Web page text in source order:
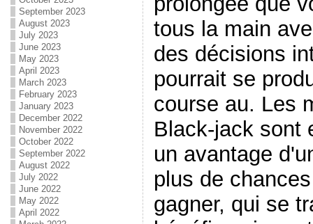
September 2023
August 2023
July 2023
June 2023
May 2023
April 2023
March 2023
February 2023
January 2023
December 2022
November 2022
October 2022
September 2022
August 2022
July 2022
June 2022
May 2022
April 2022
tous la main
des décisions
pourrait se
course au. Les
Black-jack sont
un avantage
plus de
gagner, qui se